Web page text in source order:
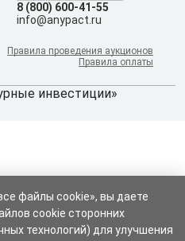
8 (800) 600-41-55
info@anypact.ru
Правила проведения аукционов
Правила оплаты
инвестиции»
файлы cookie», вы даете
cookie сторонних
технологий) для улучшения